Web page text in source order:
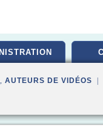
, AUTEURS DE VIDÉOS |